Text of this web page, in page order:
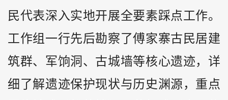
民代表深入实地开展全要素踩点工作。
工作组一行先后勘察了傅家寨古民居建
筑群、军饷洞、古城墙等核心遗迹，详
细了解遗迹保护现状与历史渊源，重点